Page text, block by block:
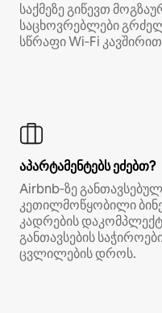
საქმეზე გიწევთ
საცხოვრებლები
სწრაფი Wi‑Fi
აპარტამენტებს ეძებთ?
Airbnb‑ზე
კეთილმოწყობილი
კადრების
განთავსების
ცვლილების დროს.